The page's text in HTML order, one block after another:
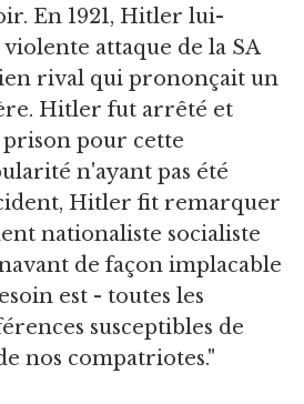
En 1921, Hitler lui-
attaque de la SA
rival qui prononçait un
Hitler fut arrêté et
prison pour cette
n'ayant pas été
Hitler fit remarquer
nationaliste socialiste
de façon implacable
est - toutes les
susceptibles de
nos compatriotes."